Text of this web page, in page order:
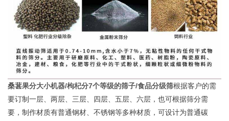
桑葚果分大小机器/枸杞分7个等级的筛子/食品分级筛根据客户的需
要订制一层、两层、三层、四层、五层、六层，也可根据筛分需
要，制作材质有普通钢材、不锈钢等多种材质，可设计为普通碳